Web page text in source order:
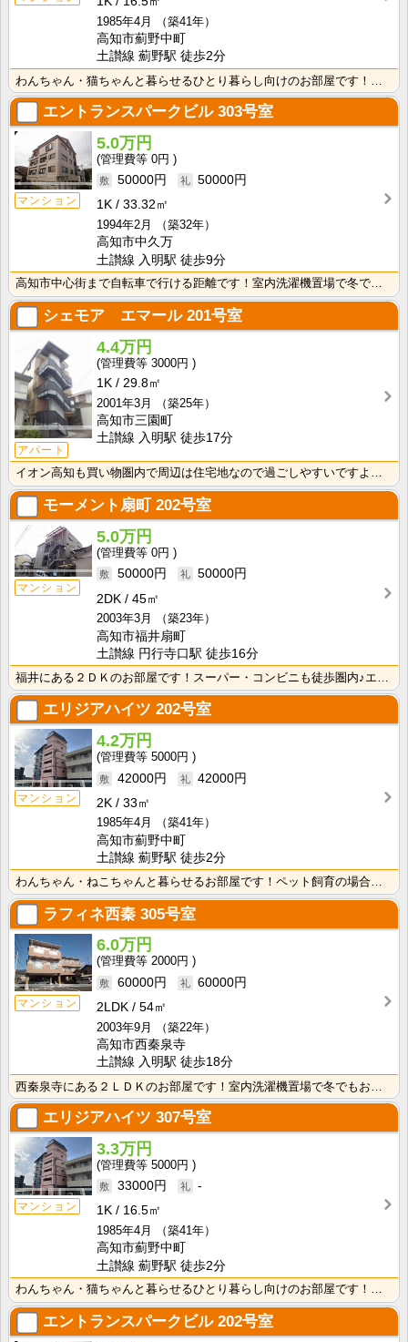
1985年4月
（築41年）
高知市薊野中町
土讃線 薊野駅 徒歩2分
エントランスパークビル303号室
マンション
5.0万円
0円
50000円
50000円
1K
33.32㎡
1994年2月
（築32年）
高知市中久万
土讃線 入明駅 徒歩9分
高知市中心街まで自転車で行ける距離です！室内洗濯機置場で冬でもお洗濯快適♪
シェモア エマール201号室
アパート
4.4万円
3000円
1K
29.8㎡
2001年3月
（築25年）
高知市三園町
土讃線 入明駅 徒歩17分
イオン高知も買い物圏内で周辺は住宅地なので過ごしやすいですよ一人暮らしに欲しい設備が整っており新生活･･･
モーメント扇町 202号室
マンション
5.0万円
0円
50000円
50000円
2DK
45㎡
2003年3月
（築23年）
高知市福井扇町
土讃線 円行寺口駅 徒歩16分
エリジアハイツ 202号室
マンション
4.2万円
5000円
42000円
42000円
2K
33㎡
1985年4月
（築41年）
高知市薊野中町
土讃線 薊野駅 徒歩2分
ラフィネ西秦 305号室
マンション
6.0万円
2000円
60000円
60000円
2LDK
54㎡
2003年9月
（築22年）
高知市西秦泉寺
土讃線 入明駅 徒歩18分
エリジアハイツ 307号室
マンション
3.3万円
5000円
33000円
-
1K
16.5㎡
1985年4月
（築41年）
高知市薊野中町
土讃線 薊野駅 徒歩2分
わんちゃん・猫ちゃんと暮らせるひとり暮らし向けのお部屋です！安心のオール電化！エレベータ付きで荷物の･･･
エントランスパークビル202号室